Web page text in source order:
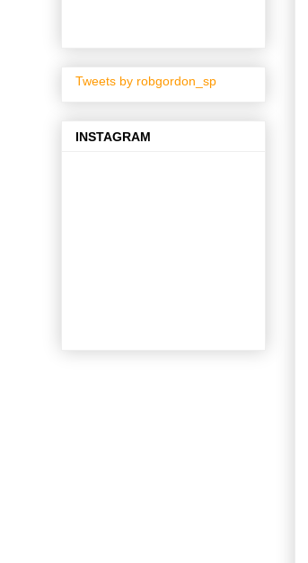
Tweets by robgordon_sp
INSTAGRAM